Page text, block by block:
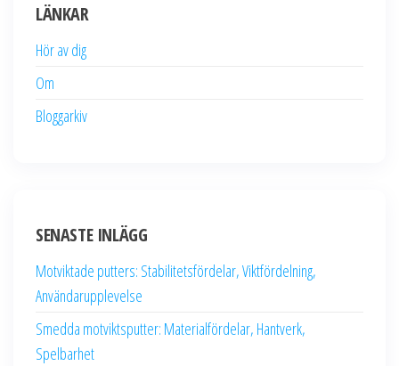
LÄNKAR
Hör av dig
Om
Bloggarkiv
SENASTE INLÄGG
Motviktade putters: Stabilitetsfördelar, Viktfördelning,
Användarupplevelse
Smedda motviktsputter: Materialfördelar, Hantverk,
Spelbarhet